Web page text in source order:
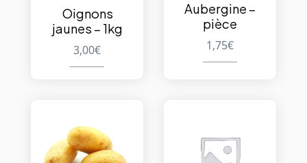
Oignons
jaunes – 1kg
3,00€
Aubergine –
pièce
1,75€